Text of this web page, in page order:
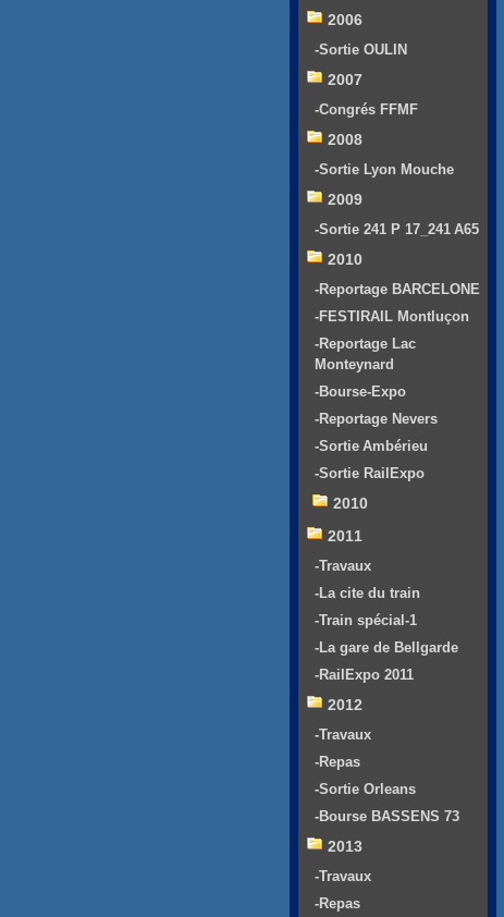
2006
-Sortie OULIN
2007
-Congrés FFMF
2008
-Sortie Lyon Mouche
2009
-Sortie 241 P 17_241 A65
2010
-Reportage BARCELONE
-FESTIRAIL Montluçon
-Reportage Lac
Monteynard
-Bourse-Expo
-Reportage Nevers
-Sortie Ambérieu
-Sortie RailExpo
2010
2011
-Travaux
-La cite du train
-Train spécial-1
-La gare de Bellgarde
-RailExpo 2011
2012
-Travaux
-Repas
-Sortie Orleans
-Bourse BASSENS 73
2013
-Travaux
-Repas